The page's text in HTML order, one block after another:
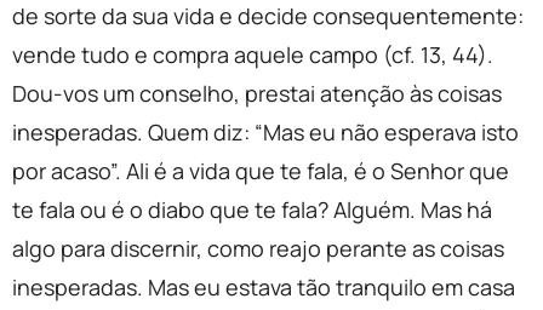
de sorte da sua vida e decide consequentemente:
vende tudo e compra aquele campo (cf. 13, 44).
Dou-vos um conselho, prestai atenção às coisas
inesperadas. Quem diz: “Mas eu não esperava isto
por acaso”. Ali é a vida que te fala, é o Senhor que
te fala ou é o diabo que te fala? Alguém. Mas há
algo para discernir, como reajo perante as coisas
inesperadas. Mas eu estava tão tranquilo em casa